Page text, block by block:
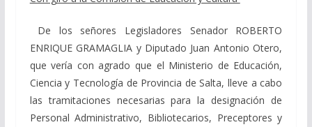
De los señores Legisladores Senador ROBERTO
ENRIQUE GRAMAGLIA y Diputado Juan Antonio Otero,
que vería con agrado que el Ministerio de Educación,
Ciencia y Tecnología de Provincia de Salta, lleve a cabo
las tramitaciones necesarias para la designación de
Personal Administrativo, Bibliotecarios, Preceptores y